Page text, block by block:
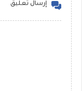
إرسال تعليق